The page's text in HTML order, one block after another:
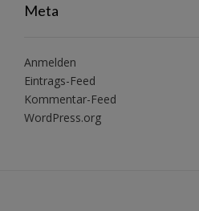
Meta
Anmelden
Eintrags-Feed
Kommentar-Feed
WordPress.org